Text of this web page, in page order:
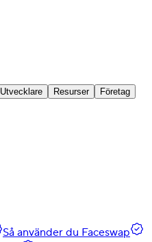
Utvecklare Resurser Företag
Så använder du Faceswap